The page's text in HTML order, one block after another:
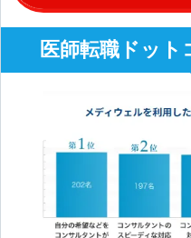
医師転職ドット